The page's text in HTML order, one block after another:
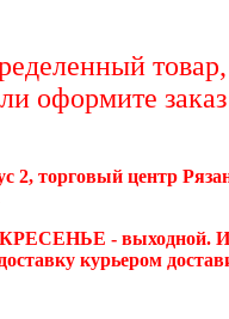
оформите
2, торговый центр
- выходной.
курьером